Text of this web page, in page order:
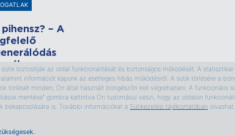
– A
kimerültnek érzed
Szánsz időt arra,
pihenj, de mégsem
biztosítják az oldal funkcionalitását és biztonságos működését. A
információt kapunk az esetleges hibás működésről. A sütik törlésére a
törlését minden, Ön által használt böngészőn kell végrehajtani. A funkcionális
mentése” gombra kattintva Ön tudomásul veszi, hogy az oldalon
is. További információkat a Sütikezelési tájékoztatóban olvashat.